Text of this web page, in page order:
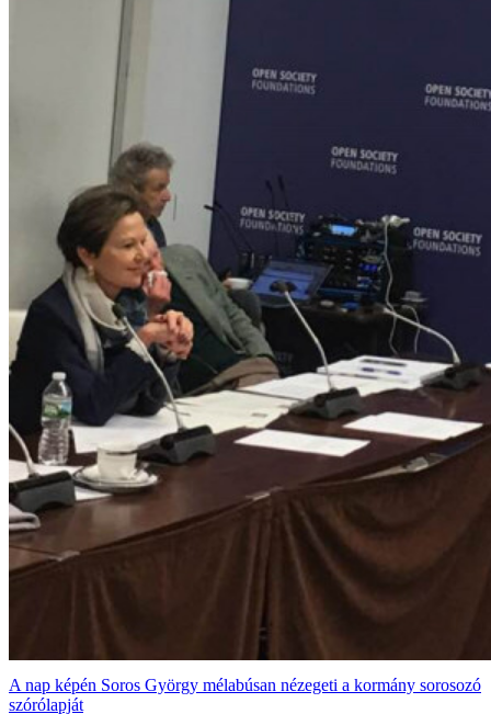
A nap képén Soros György mélabúsan nézegeti a kormány sorosozó
szórólapját